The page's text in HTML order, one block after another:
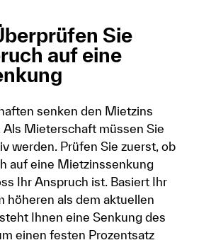
Sie
auf eine
senken den Mietzins
Als Mieterschaft müssen Sie
werden. Prüfen Sie zuerst, ob
auf eine Mietzinssenkung
Ihr Anspruch ist. Basiert Ihr
höheren als dem aktuellen
Ihnen eine Senkung des
einen festen Prozentsatz